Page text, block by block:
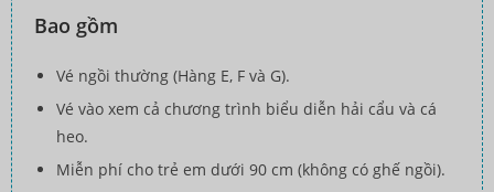
Bao gồm
Vé ngồi thường (Hàng E, F và G).
Vé vào xem cả chương trình biểu diễn hải cẩu và cá
heo.
Miễn phí cho trẻ em dưới 90 cm (không có ghế ngồi).